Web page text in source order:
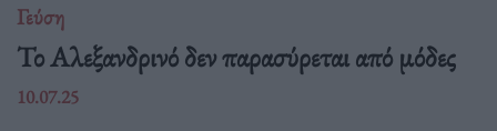
Γεύση
Το Αλεξανδρινό δεν παρασύρεται από μόδες
10.07.25